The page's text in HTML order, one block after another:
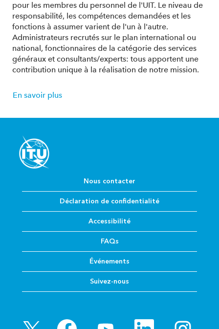
pour les membres du personnel de l'UIT. Le niveau de
responsabilité, les compétences demandées et les
fonctions à assumer varient de l'un à l'autre.
Administrateurs recrutés sur le plan international ou
national, fonctionnaires de la catégorie des services
généraux et consultants/experts: tous apportent une
contribution unique à la réalisation de notre mission.
En savoir plus
Nous contacter
Déclaration de confidentialité
Accessibilité
FAQs
Événements
Suivez-nous
S
S